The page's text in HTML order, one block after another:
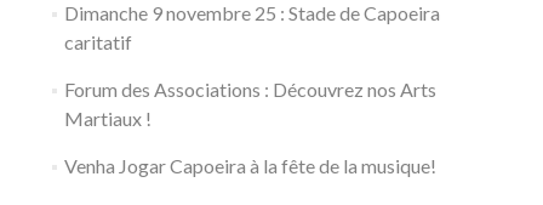
Dimanche 9 novembre 25 : Stade de Capoeira
caritatif
Forum des Associations : Découvrez nos Arts
Martiaux !
Venha Jogar Capoeira à la fête de la musique!